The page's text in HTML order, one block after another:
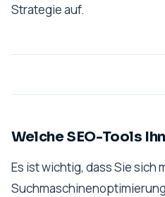
Strategie auf.
Welche SEO-Tools
Es ist wichtig, dass Sie sich